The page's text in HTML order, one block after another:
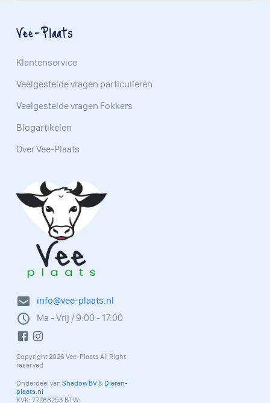
info@vee-plaats.nl
Ma - Vrij / 9:00 - 17:00
Copyright 2026 Vee-Plaats All Right
reserved
Onderdeel van Shadow BV& Dieren-
plaats.nl
KVK: 77268253 BTW:
Vee-Plaats
Klantenservice
Veelgestelde vragen particulieren
Veelgestelde vragen Fokkers
Blogartikelen
Over Vee-Plaats